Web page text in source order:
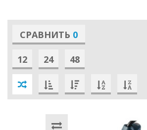
СРАВНИТЬ 0
12 24 48